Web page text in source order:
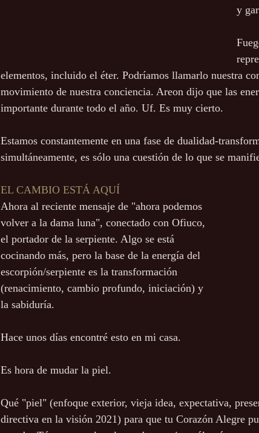
y
elementos, incluido el éter. Podríamos llamarlo nuestra
movimiento de nuestra conciencia. Areon dijo que las
importante durante todo el año. Uf. Es muy cierto.
Estamos constantemente en una fase de dualidad-
simultáneamente, es sólo una cuestión de lo que se
EL CAMBIO ESTÁ AQUÍ
Ahora al reciente mensaje de "ahora podemos
volver a la dama luna", conectado con Ofiuco,
el portador de la serpiente. Algo se está
cocinando más, pero la base de la energía del
escorpión/serpiente es la transformación
(renacimiento, cambio profundo, iniciación) y
la sabiduría.
Hace unos días encontré esto en mi casa.
Es hora de mudar la piel.
Qué "piel" (enfoque exterior, vieja idea, expectativa,
directiva en la visión 2021) para que tu Corazón Alegre